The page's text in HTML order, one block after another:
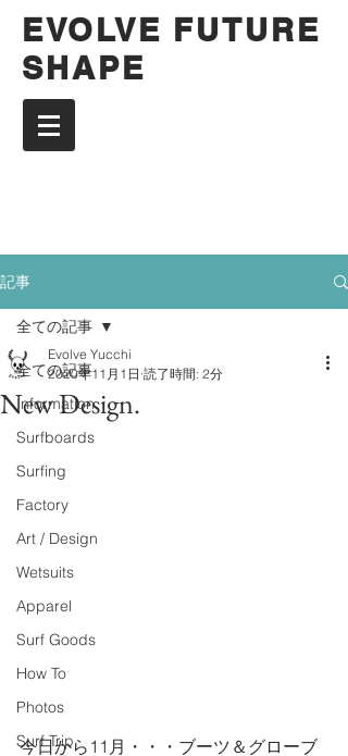
EVOLVE FUTURE
SHAPE
記事
全ての記事
Information
Surfboards
Surfing
Factory
Art / Design
Wetsuits
Apparel
Surf Goods
How To
Photos
Surf Trip
全ての記事
New Design.
Evolve Yucchi
2020年11月1日 読了時間: 2分
今日から11月・・・ブーツ＆グローブ